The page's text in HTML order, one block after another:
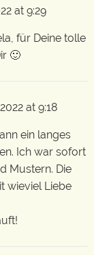
at 9:29
für Deine tolle
🙂
at 9:18
ein langes
Ich war sofort
Mustern. Die
wieviel Liebe